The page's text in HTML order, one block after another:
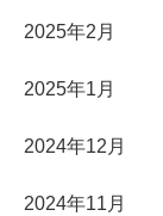
2025年2月
2025年1月
2024年12月
2024年11月